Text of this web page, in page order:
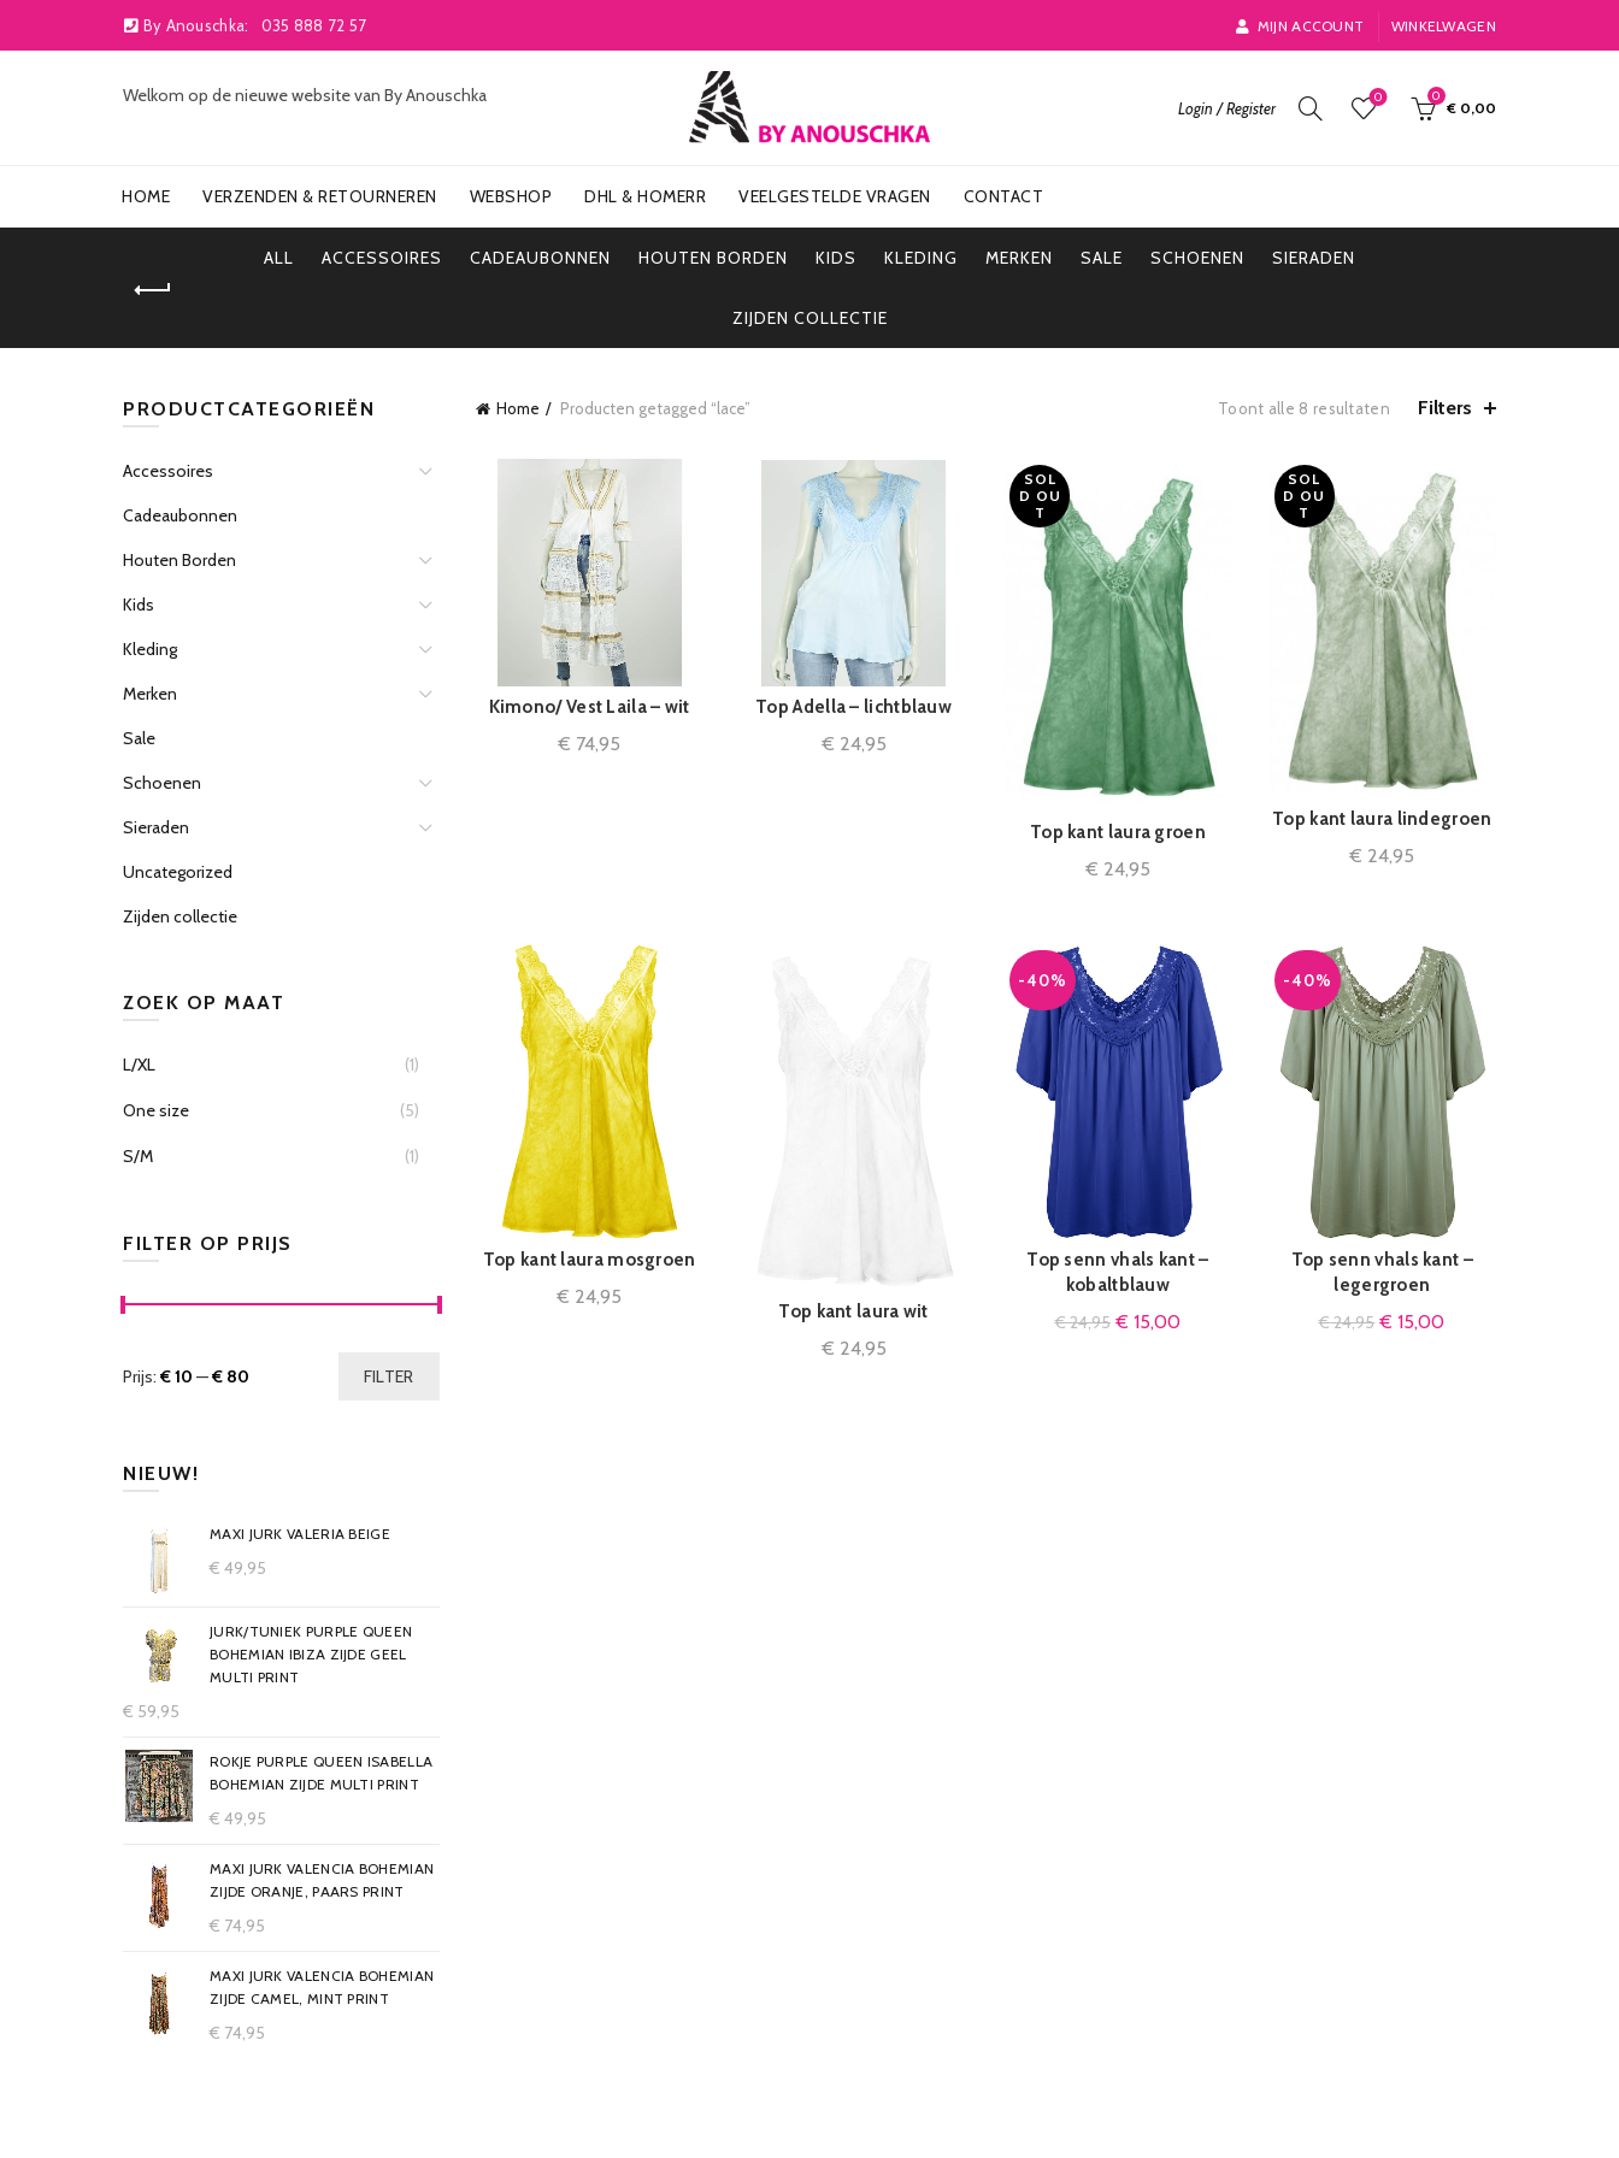
By Anouschka: 035 888 72 57 MIJN ACCOUNT WINKELWAGEN
Welkom op de nieuwe website van By Anouschka
Login / Register
0 0
€ 0,00
HOME VERZENDEN & RETOURNEREN WEBSHOP DHL & HOMERR VEELGESTELDE VRAGEN CONTACT
ALL ACCESSOIRES CADEAUBONNEN HOUTEN BORDEN KIDS KLEDING MERKEN SALE SCHOENEN SIERADEN
ZIJDEN COLLECTIE
Home Producten getagged “lace” Toont alle 8 resultaten Filters
QUICK SHOP
Kimono/ Vest Laila – wit
€ 74,95
IN WINKELMAND
Top Adella – lichtblauw
€ 24,95
SOL
D OU
T
MEER INFORMATIE
Top kant laura groen
€ 24,95
SOL
D OU
T
MEER INFORMATIE
Top kant laura lindegroen
€ 24,95
IN WINKELMAND
Top kant laura mosgroen
€ 24,95
IN WINKELMAND
Top kant laura wit
€ 24,95
-40%
IN WINKELMAND
Top senn vhals kant –
kobaltblauw
€24,95 € 15,00
-40%
IN WINKELMAND
Top senn vhals kant –
legergroen
€24,95 € 15,00
PRODUCTCATEGORIEËN
Accessoires
Cadeaubonnen
Houten Borden
Kids
Kleding
Merken
Sale
Schoenen
Sieraden
Uncategorized
Zijden collectie
ZOEK OP MAAT
L/XL (1)
One size (5)
S/M (1)
FILTER OP PRIJS
FILTER
Prijs: € 10 —€ 80
NIEUW!
MAXI JURK VALERIA BEIGE
€ 49,95
JURK/TUNIEK PURPLE QUEEN
BOHEMIAN IBIZA ZIJDE GEEL
MULTI PRINT
€ 59,95
ROKJE PURPLE QUEEN ISABELLA
BOHEMIAN ZIJDE MULTI PRINT
€ 49,95
MAXI JURK VALENCIA BOHEMIAN
ZIJDE ORANJE, PAARS PRINT
€ 74,95
MAXI JURK VALENCIA BOHEMIAN
ZIJDE CAMEL, MINT PRINT
€ 74,95